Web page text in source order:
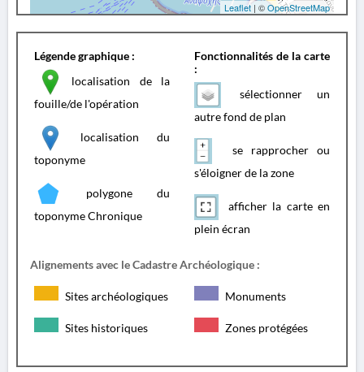
Leaflet | ©OpenStreetMap
Légende graphique :
localisation de la
fouille/de l'opération
localisation du
toponyme
polygone du
toponyme Chronique
Fonctionnalités de la carte
:
sélectionner un
autre fond de plan
se rapprocher ou
s'éloigner de la zone
afficher la carte en
plein écran
Alignements avec le Cadastre Archéologique :
Sites archéologiques Monuments
Sites historiques Zones protégées